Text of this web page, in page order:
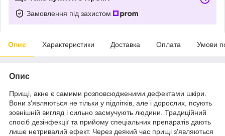
Замовлення під захистом
Опис Характеристики Доставка Оплата Умови
Опис
Прищі, акне є самими розповсюдженими дефектами шкіри.
Вони з'являються не тільки у підлітків, але і дорослих, псують
зовнішній вигляд і сильно засмучують людини. Традиційний
спосіб дезінфекції та прийому спеціальних препаратів дають
лише нетривалий ефект. Через деякий час прищі з'являються